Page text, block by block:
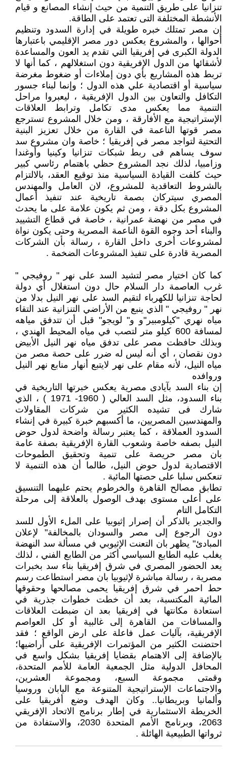
تنزانيا على طريق التنمية من حيث إنشاء المصانع و قيام
الأنشطة المختلفة التى تعتمد على الطاقة.
إن مصر تمتلك خبره طويلة في إدارة السدود وتنظيم
أحوالها ، والمشروع يعكس دور مصر الإقليمي باعتبارها
الدولة الكبرى في إفريقيا التي تقدم يد العون والمساعدة
لأشقائها من الدول الإفريقية دون استغلالهم ، كما أنها لا
تربط هذه المشاريع بأي دون إملاءات أو ضغوط مغرضة
سياسية أو اقتصادية علي هذه الدول ؛ وإنما لبناء جسور
التكافل والتعاون بين الدول الإفريقية ، ليعبروا مراحل
التنمية مما يعكس مدى تكامل وترابط العلاقات
الإستراتيجية مع الأفارقة ، ومن خلال المشروع تسترجع
مصر قوتها الناعمة في القارة من خلال تعزيز البنية
التحتية لتواجد مصر في إفريقيا ؛ خاصة وان مشروع سد
سوف يساهم فى ربط شبكات تنزانيا وكينيا وأوغندا
وزامبيا، لذلك نجد المشروع حظي باهتمام رئاسي كبير
حيث كلفت القيادة السياسية منذ توقيع العقد، بالالتزام
بالشروط التعاقدية للمشروع، لان العامل والمهندس
المصري سيتركان بصمة تاريخية عند تنفيذ أعمال
المشروع بكل دقة ، ومن ثم يكون علامة على ما يحدث
في مصر من نهضة عمرانية ، خاصة في قطاع التشييد
والبناء أحد وجوه القوة الناعمة المصرية وحتى يكون نواة
لمشروعات أخرى داخل القارة ، رسالة بأن الشركات
المصرية قادرة على تنفيذ المشروعات الضخمة .
كما كان اختيار مصر لتشيد السد على نهر " روفيجي "
غرب العاصمة دار السلام حال دون استغلال أي دولة
لحاجة تنزانيا للكهرباء لتقيم السد على نهر النيل بدلا من
نهر " روفيجي " الذي ينبع من الأراضي التنزانية عند التقاء
مياه نهري "كيلومبير"و و" لويجو" قبل أن تتدفق مياهه
لمسافة 600 كيلو متر لتصب في مياه المحيط الهندي ،
وبذلك حافظت مصر على تدفق مياه نهر النيل الأبيض
دون نقصان ، أي أنه ليس له ضرر على حصة مصر من
مياه النيل، لأنه مقام على نهر لايتبع أنهار منابع نهر النيل
وروافده
إن بناء السد بآيادى مصرية يعكس خبرتها التاريخية في
بناء السدود، مثل السد العالي ( 1960- 1971 ) ، الذي
شارك فى تشيده الكثير من شركات المقاولات
والمهندسين المصريين، ما أكسبهم خبرة كبيرة في إنشاء
السدود العملاقة ، كما يعتبر رسالة واضحة لدول حوض
النيل بصفه خاصة وشعوب القارة الإفريقية بصفة عامة
بان مصر حريصة على تنمية وتحقيق الطموحات
الاقتصادية لدول حوض النيل، طالما أن هذه التنمية لا
تنعكس سلبا على حصتها المائية .
تطابق مصالح القاهرة والخرطوم يحتم عليهما التنسيق
على أعلى مستوى بهدف الوصول بالعلاقة إلى مرحلة
التكامل التام
والجدير بالذكر أن إصرار إثيوبيا على الملء الأول للسد
دون الرجوع إلى مصر والسودان بالمخالفة" لإعلان
المبادئ" يظهر بان التعنت الإثيوبي في مسألة سد النهضة
يغلب عليه الطابع السياسي أكثر من الطابع الفني ، لذلك
يعد الحضور المصري في شرق إفريقيا بناء سد بخبرات
مصرية ، رسالة مباشرة لإثيوبيا بان مصر استطاعت رسم
حط احمر في شرق إفريقيا يحمى مصالحها وحقوقها
المائية المكتسبة، بعد أن خطت خطوات جذرية في
استعادة مكانتها في إفريقيا بعد ان ضبطت العلاقات
والمسافات من القاهرة إلى غالبية أو كل العواصم
الإفريقية، بآليات عمل فاعلة على ارض الواقع ؛ فقد
احتضنت الكثير من المؤتمرات الإفريقية على أراضيها؛
بالإضافة إلى الاهتمام بقضايا إفريقيا بشكل واسع في
المحافل الدولية مثل الجمعية العامة للأمم المتحدة،
وقمتى مجموعة السبع، ومجموعة العشرين،
والاجتماعات الإستراتيجية المتنوعة مع اليابان وروسيا
وألمانيا وبريطانيا.. وكان الهدف وضع أفريقيا على
الخريطة الاستثمارية في إطار برنامج الاتحاد الإفريقي
2063، وبرنامج الأمم المتحدة 2030، والاستفادة من
ثرواتها الطبيعية الهائلة .